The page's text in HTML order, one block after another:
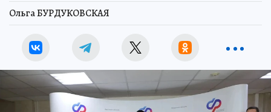
Ольга БУРДУКОВСКАЯ